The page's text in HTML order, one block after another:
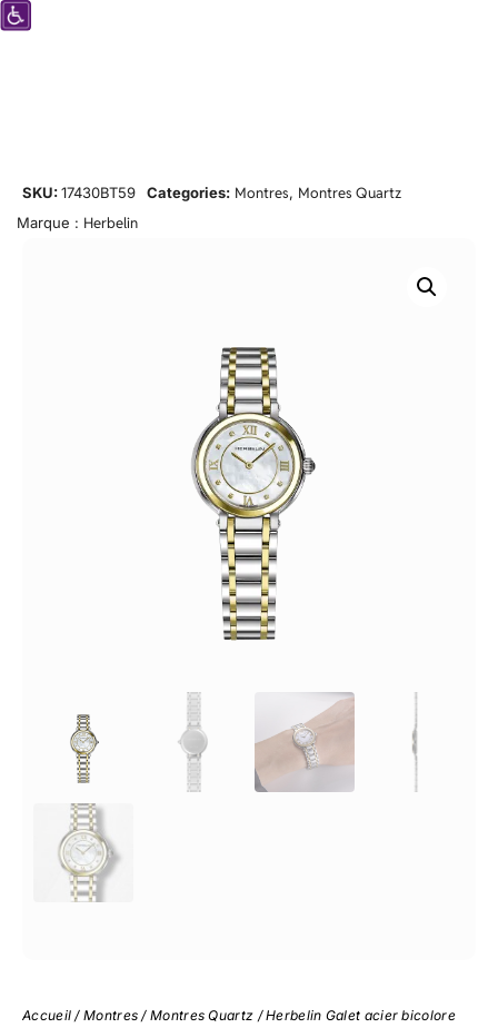
SKU:17430BT59 Categories: Montres, Montres Quartz
Marque : Herbelin
Accueil /Montres /Montres Quartz / Herbelin Galet acier bicolore